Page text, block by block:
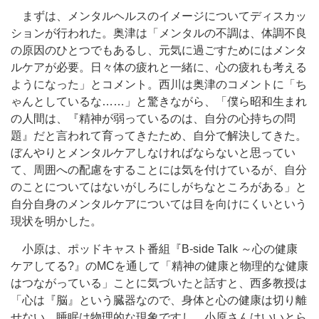
まずは、メンタルヘルスのイメージについてディスカッ
ションが行われた。奥津は「メンタルの不調は、体調不良
の原因のひとつでもあるし、元気に過ごすためにはメンタ
ルケアが必要。日々体の疲れと一緒に、心の疲れも考える
ようになった」とコメント。西川は奥津のコメントに「ち
ゃんとしているな……」と驚きながら、「僕ら昭和生まれ
の人間は、『精神が弱っているのは、自分の心持ちの問
題』だと言われて育ってきたため、自分で解決してきた。
ぼんやりとメンタルケアしなければならないと思ってい
て、周囲への配慮をすることには気を付けているが、自分
のことについてはないがしろにしがちなところがある」と
自分自身のメンタルケアについては目を向けにくいという
現状を明かした。
小原は、ポッドキャスト番組『B-side Talk ～心の健康
ケアしてる?』のMCを通して「精神の健康と物理的な健康
はつながっている」ことに気づいたと話すと、西多教授は
「心は『脳』という臓器なので、身体と心の健康は切り離